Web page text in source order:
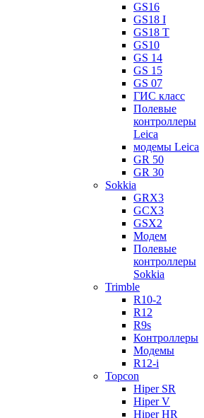
GS16
GS18 I
GS18 T
GS10
GS 14
GS 15
GS 07
ГИС класс
Полевые
контроллеры
Leica
модемы Leica
GR 50
GR 30
Sokkia
GRX3
GCX3
GSX2
Модем
Полевые
контроллеры
Sokkia
Trimble
R10-2
R12
R9s
Контроллеры
Модемы
R12-i
Topcon
Hiper SR
Hiper V
Hiper HR